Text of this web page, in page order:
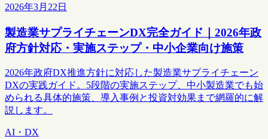
2026年3月22日
製造業サプライチェーンDX完全ガイド｜2026年政
府方針対応・実施ステップ・中小企業向け施策
2026年政府DX推進方針に対応した製造業サプライチェーン
DXの実践ガイド。5段階の実施ステップ、中小製造業でも始
められる具体的施策、導入事例と投資対効果まで網羅的に解
説します。
AI・DX